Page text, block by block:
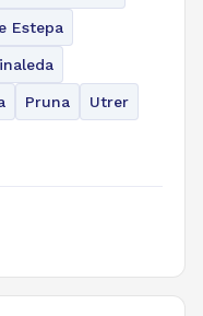
Estepa
Pruna Utrer